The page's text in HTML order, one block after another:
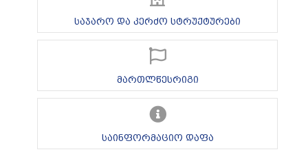
საჯარო და კერძო სტრუქტურები
მართლწესრიგი
საინფორმაციო დაფა